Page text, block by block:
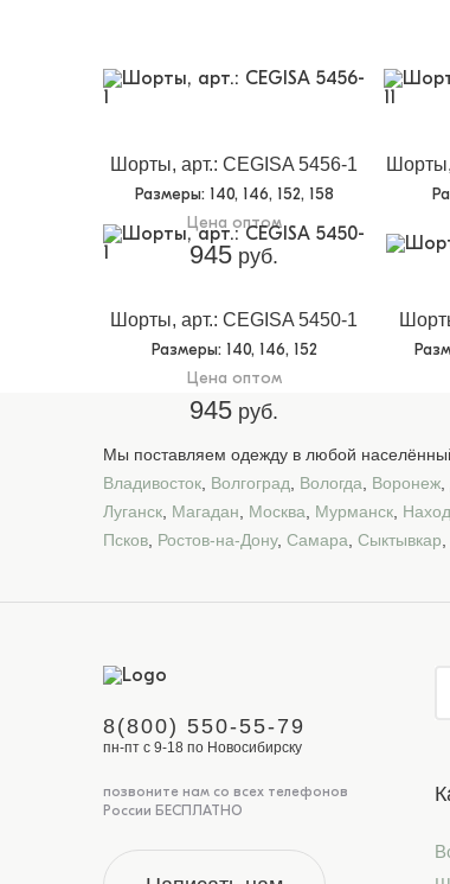
Шорты, арт.: CEGISA 5456-1
Размеры: 140, 146, 152, 158
Цена оптом
945 руб.
Шорты, арт.: CEGISA 5450-1
Размеры: 140, 146, 152
Цена оптом
945 руб.
Мы поставляем одежду в любой
Владивосток Волгоград Вологда Воронеж
Луганск Магадан Москва Мурманск
Псков Ростов-на-Дону, Самара Сыктывкар
8(800) 550-55-79
пн-пт с 9-18 по Новосибирску
позвоните нам со всех телефонов
России БЕСПЛАТНО